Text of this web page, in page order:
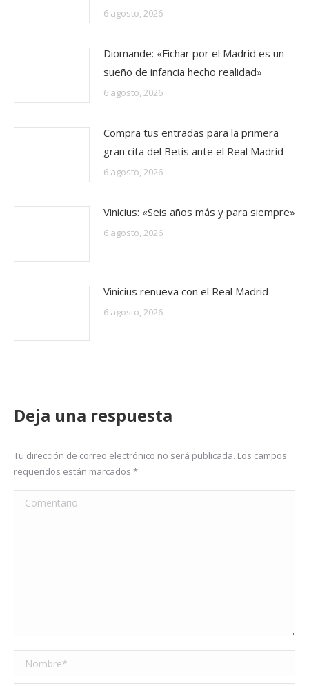
6 agosto, 2026
Diomande: «Fichar por el Madrid es un
sueño de infancia hecho realidad»
6 agosto, 2026
Compra tus entradas para la primera
gran cita del Betis ante el Real Madrid
6 agosto, 2026
Vinicius: «Seis años más y para siempre»
6 agosto, 2026
Vinicius renueva con el Real Madrid
6 agosto, 2026
Deja una respuesta
Tu dirección de correo electrónico no será publicada. Los campos
requeridos están marcados *
Comentario
Nombre *